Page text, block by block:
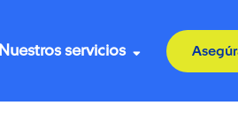
Nuestros servicios